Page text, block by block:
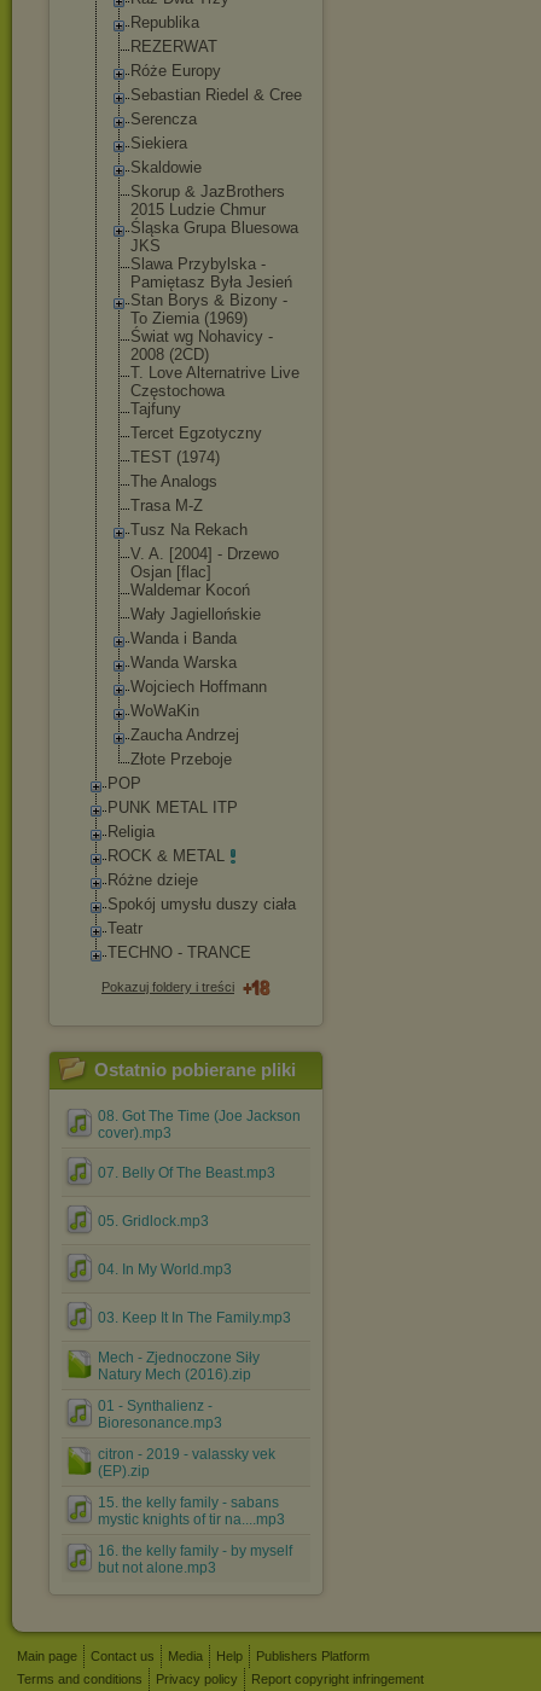
Republika
REZERWAT
Róże Europy
Sebastian Riedel & Cree
Serencza
Siekiera
Skaldowie
Skorup & JazBrothers
2015 Ludzie Chmur
Śląska Grupa Bluesowa
JKS
Slawa Przybylska -
Pamiętasz Była Jesień
Stan Borys & Bizony -
To Ziemia (1969)
Świat wg Nohavicy -
2008 (2CD)
T. Love Alternatrive Live
Częstochowa
Tajfuny
Tercet Egzotyczny
TEST (1974)
The Analogs
Trasa M-Z
Tusz Na Rekach
V. A. [2004] - Drzewo
Osjan [flac]
Waldemar Kocoń
Wały Jagiellońskie
Wanda i Banda
Wanda Warska
Wojciech Hoffmann
WoWaKin
Zaucha Andrzej
Złote Przeboje
POP
PUNK METAL ITP
Religia
ROCK & METAL
Różne dzieje
Spokój umysłu duszy ciała
Teatr
TECHNO - TRANCE
Pokazuj foldery i treści
Ostatnio pobierane pliki
08. Got The Time (Joe Jackson
cover).mp3
07. Belly Of The Beast.mp3
05. Gridlock.mp3
04. In My World.mp3
03. Keep It In The Family.mp3
Mech - Zjednoczone Siły
Natury Mech (2016).zip
01 - Synthalienz -
Bioresonance.mp3
citron - 2019 - valassky vek
(EP).zip
15. the kelly family - sabans
mystic knights of tir na....mp3
16. the kelly family - by myself
but not alone.mp3
Main page Contact us Media Help
Publishers Platform
Terms and conditions
Privacy policy Report copyright infringement